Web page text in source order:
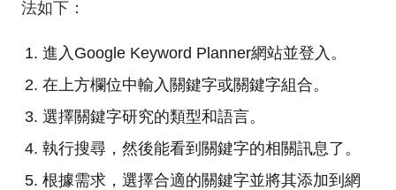
法如下：
進入Google Keyword Planner網站並登入。
在上方欄位中輸入關鍵字或關鍵字組合。
選擇關鍵字研究的類型和語言。
執行搜尋，然後能看到關鍵字的相關訊息了。
根據需求，選擇合適的關鍵字並將其添加到網